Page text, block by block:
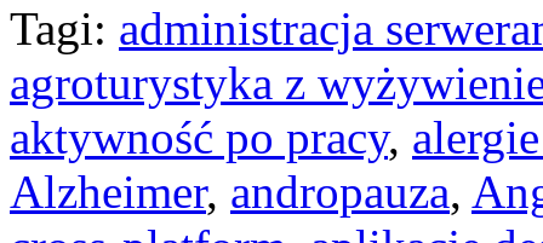
Tagi: administracja
agroturystyka z
aktywność po pracy,
Alzheimer, andropauza,